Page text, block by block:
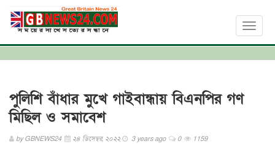
Toggle
পুলিশি বাঁধার মুখে গাইবান্ধায় বিএনপির গণ
মিছিল ও সমাবেশ
byGBNEWS24 ২৪ ডিসেম্বর, ২০২২ 3 years ago 0 1159